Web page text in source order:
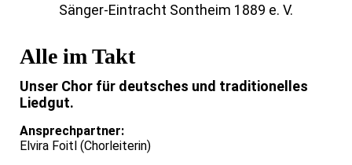
Sänger-Eintracht Sontheim 1889 e. V.
Alle im Takt
Unser Chor für deutsches und traditionelles
Liedgut.
Ansprechpartner:
Elvira Foitl (Chorleiterin)